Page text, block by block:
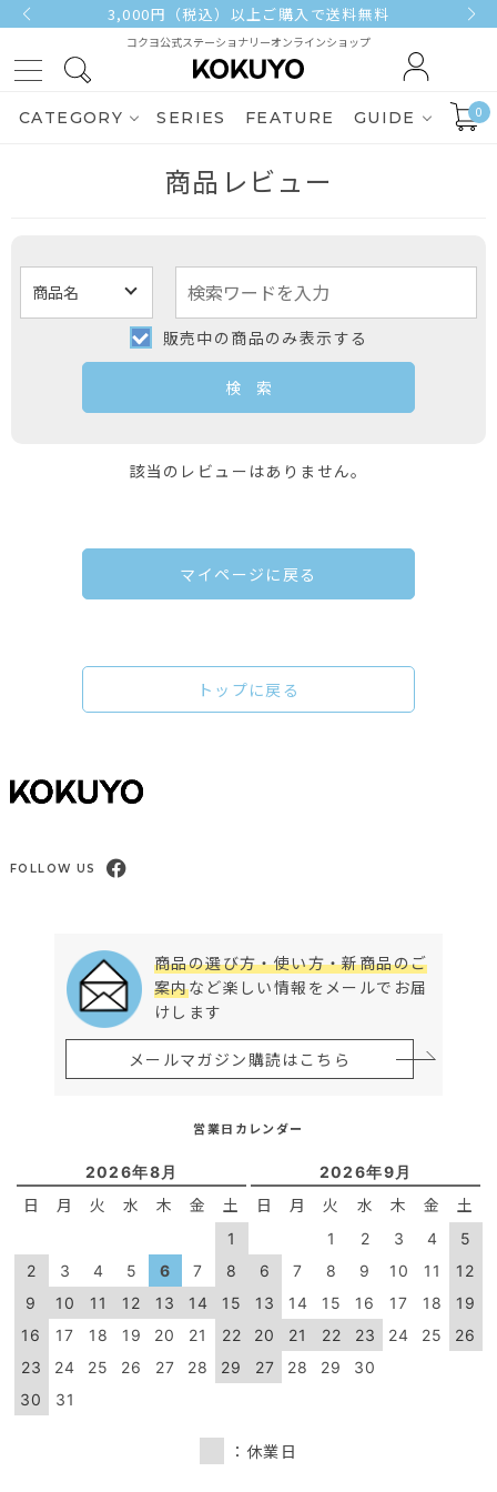
3,000円（税込）以上ご購入で送料無料
コクヨ公式ステーショナリーオンラインショップ
CATEGORY SERIES FEATURE GUIDE 0
商品レビュー
販売中の商品のみ表示する
該当のレビューはありません。
マイページに戻る
トップに戻る
FOLLOW US
商品の選び方・使い方・新商品のご
案内など楽しい情報をメールでお届
けします
メールマガジン購読はこちら
営業日カレンダー
2026年8月
日 月 火 水 木 金 土
1
2
3 4 5 6 7
8
9
10 11 12 13 14
15
16
17 18 19 20 21
22
23
24 25 26 27 28
29
30
31
2026年9月
日 月 火 水 木 金 土
1 2 3 4
5
6
7 8 9 10 11
12
13
14 15 16 17 18
19
20
21 22 23 24 25
26
27
28 29 30
：休業日